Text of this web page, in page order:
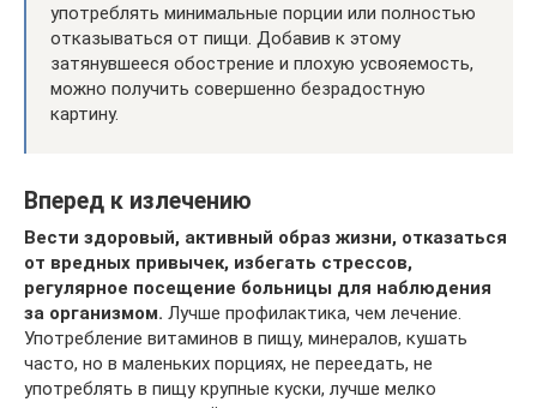
употреблять минимальные порции или полностью
отказываться от пищи. Добавив к этому
затянувшееся обострение и плохую усвояемость,
можно получить совершенно безрадостную
картину.
Вперед к излечению
Вести здоровый, активный образ жизни, отказаться
от вредных привычек, избегать стрессов,
регулярное посещение больницы для наблюдения
за организмом. Лучше профилактика, чем лечение.
Употребление витаминов в пищу, минералов, кушать
часто, но в маленьких порциях, не переедать, не
употреблять в пищу крупные куски, лучше мелко